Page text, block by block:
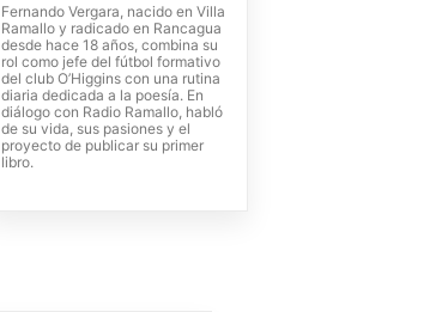
Fernando Vergara, nacido en Villa
Ramallo y radicado en Rancagua
desde hace 18 años, combina su
rol como jefe del fútbol formativo
del club O’Higgins con una rutina
diaria dedicada a la poesía. En
diálogo con Radio Ramallo, habló
de su vida, sus pasiones y el
proyecto de publicar su primer
libro.